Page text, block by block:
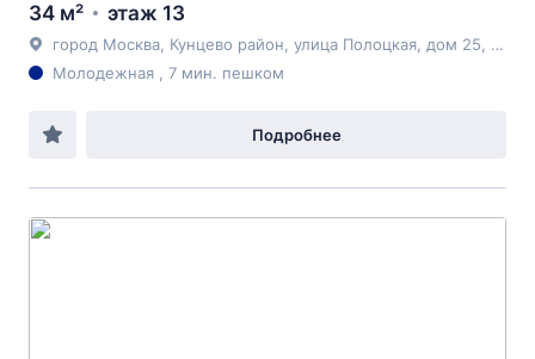
34 м² этаж 13
город Москва, Кунцево район, улица Полоцкая, дом 25, корпус 1,
Молодежная , 7 мин. пешком
Подробнее